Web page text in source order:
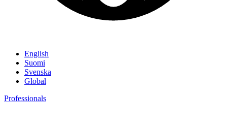
English
Suomi
Svenska
Global
Professionals